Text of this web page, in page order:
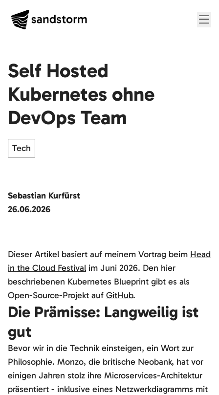
Self Hosted
Kubernetes ohne
DevOps Team
Tech
Sebastian Kurfürst
26.06.2026
Dieser Artikel basiert auf meinem Vortrag beim Head
in the Cloud Festival im Juni 2026. Den hier
beschriebenen Kubernetes Blueprint gibt es als
Open-Source-Projekt auf GitHub.
Die Prämisse: Langweilig ist
gut
Bevor wir in die Technik einsteigen, ein Wort zur
Philosophie. Monzo, die britische Neobank, hat vor
einigen Jahren stolz ihre Microservices-Architektur
präsentiert - inklusive eines Netzwerkdiagramms mit